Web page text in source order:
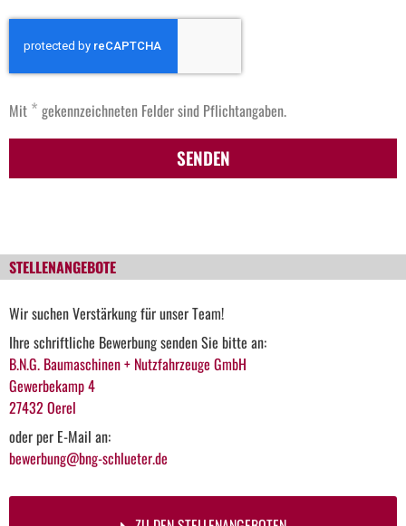
Mit * gekennzeichneten Felder sind Pflichtangaben.
SENDEN
STELLENANGEBOTE
Wir suchen Verstärkung für unser Team!
Ihre schriftliche Bewerbung senden Sie bitte an:
B.N.G. Baumaschinen + Nutzfahrzeuge GmbH
Gewerbekamp 4
27432 Oerel
oder per E-Mail an:
bewerbung@bng-schlueter.de